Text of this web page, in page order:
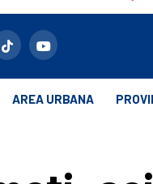
AREA URBANA